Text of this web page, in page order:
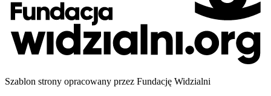
Szablon strony opracowany przez Fundację Widzialni